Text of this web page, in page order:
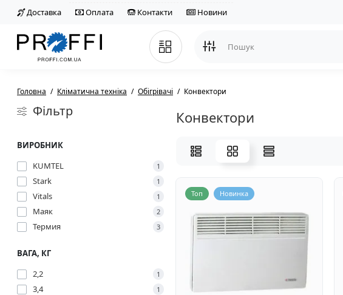
Доставка Оплата Контакти Новини
Головна Кліматична техніка Обігрівачі Конвектори
Фільтр
ВИРОБНИК
KUMTEL
1
Stark 1
Vitals 1
Маяк 2
Термия 3
ВАГА, КГ
2,2
1
3,4 1
Конвектори
Топ Новинка